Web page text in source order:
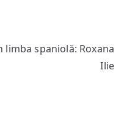
spaniolă: Roxana
Ilie